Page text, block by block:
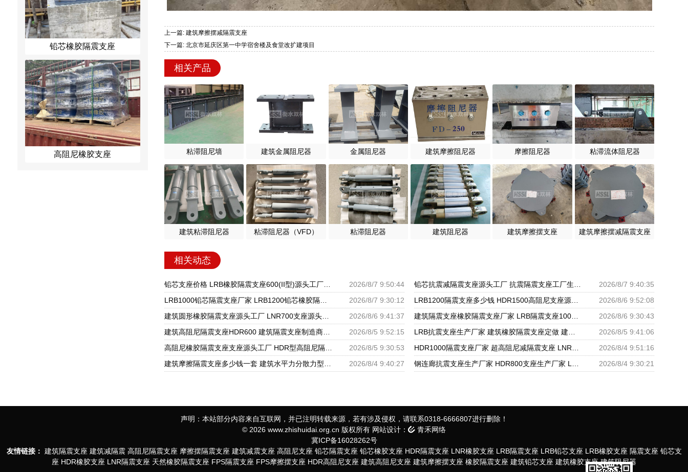
铅芯橡胶隔震支座
高阻尼橡胶支座
上一篇: 建筑摩擦摆减隔震支座
下一篇: 北京市延庆区第一中学宿舍楼及食堂改扩建项目
相关产品
粘滞阻尼墙 建筑金属阻尼器 金属阻尼器 建筑摩擦阻尼器 摩擦阻尼器 粘滞流体阻尼器
建筑粘滞阻尼器 粘滞阻尼器（VFD） 粘滞阻尼器 建筑阻尼器 建筑摩擦摆支座 建筑摩擦摆减隔震支座
相关动态
铅芯支座价格 LRB橡胶隔震支座600(II型)源头工厂 LRB橡胶隔震支座1300 2026/8/7 9:50:44
2026/8/7 9:40:35
LRB1000铅芯隔震支座厂家 LRB1200铅芯橡胶隔震支座生产厂家 建筑LNG隔震支座
2026/8/7 9:30:12
2026/8/6 9:52:08
建筑圆形橡胶隔震支座源头工厂 LNR700支座源头工厂 LRB1100铅芯隔震支座多少钱
2026/8/6 9:41:37
2026/8/6 9:30:43
建筑高阻尼隔震支座HDR600 建筑隔震支座制造商源头工厂 建筑隔震支座LNR800生产厂家
2026/8/5 9:52:15
2026/8/5 9:41:06
高阻尼橡胶隔震支座支座源头工厂 HDR型高阻尼隔震支座厂家电话 建筑高阻尼减震隔震支座厂家
2026/8/5 9:30:53
2026/8/4 9:51:16
2026/8/4 9:40:27 2026/8/4 9:30:21
声明：本站部分内容来自互联网，并已注明转载来源，若有涉及侵权，请联系0318-6666807进行删除！
© 2026 www.zhishuidai.org.cn 版权所有 网站设计：
青禾网络
冀ICP备16028262号
友情链接： 建筑隔震支座 建筑减隔震 高阻尼隔震支座 摩擦摆隔震支座 建筑减震支座 高阻尼支座 铅芯隔震支座 铅芯橡胶支座 HDR隔震支座 LNR橡胶支座 LRB隔震支座 LRB铅芯支座 LRB橡胶支座 隔震支座 铅芯支
座 HDR橡胶支座 LNR隔震支座 天然橡胶隔震支座 FPS隔震支座 FPS摩擦摆支座 HDR高阻尼支座 建筑高阻尼支座 建筑摩擦摆支座 橡胶隔震支座 建筑铅芯支座 建筑橡胶支座 建筑阻尼器